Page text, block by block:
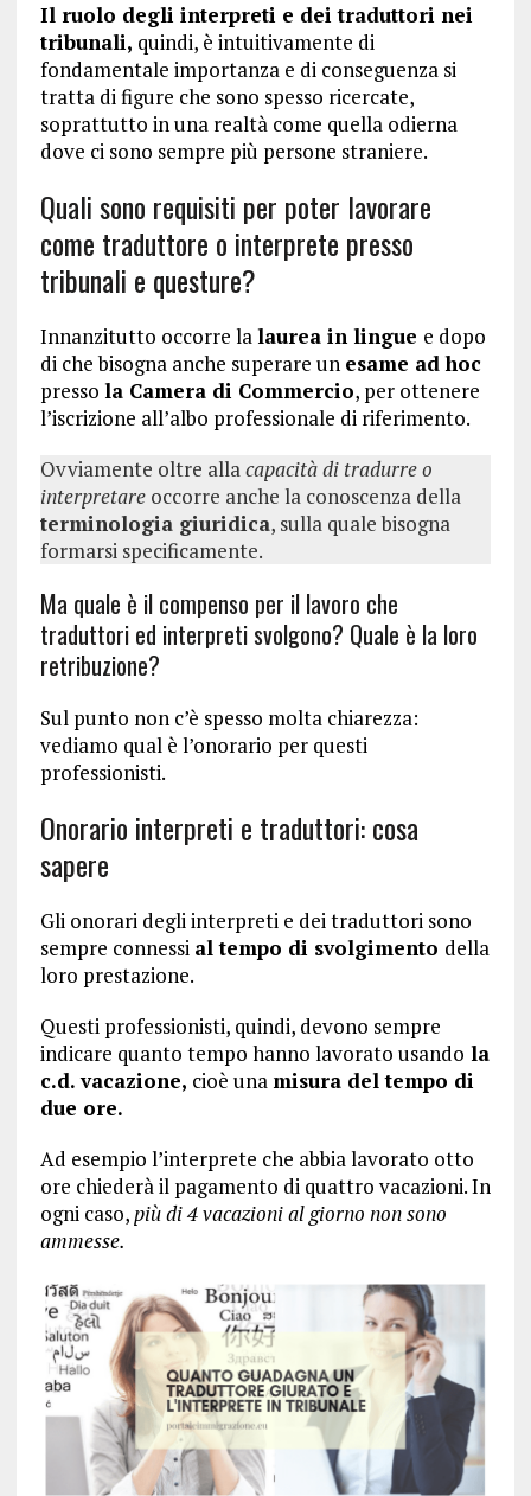
Il ruolo degli interpreti e dei traduttori nei
tribunali, quindi, è intuitivamente di
fondamentale importanza e di conseguenza si
tratta di figure che sono spesso ricercate,
soprattutto in una realtà come quella odierna
dove ci sono sempre più persone straniere.
Quali sono requisiti per poter lavorare
come traduttore o interprete presso
tribunali e questure?
Innanzitutto occorre lalaurea in lingue e dopo
di che bisogna anche superare un esame ad hoc
presso la Camera di Commercio, per ottenere
l’iscrizione all’albo professionale di riferimento.
Ovviamente oltre allacapacità di tradurre o
interpretare occorre anche la conoscenza della
terminologia giuridica, sulla quale bisogna
formarsi specificamente.
Ma quale è il compenso per il lavoro che
traduttori ed interpreti svolgono? Quale è la loro
retribuzione?
Sul punto non c’è spesso molta chiarezza:
vediamo qual è l’onorario per questi
professionisti.
Onorario interpreti e traduttori: cosa
sapere
Gli onorari degli interpreti e dei traduttori sono
sempre connessi al tempo di svolgimento della
loro prestazione.
Questi professionisti, quindi, devono sempre
indicare quanto tempo hanno lavorato usando la
c.d. vacazione, cioè una misura del tempo di
due ore.
Ad esempio l’interprete che abbia lavorato otto
ore chiederà il pagamento di quattro vacazioni. In
ogni caso,più di 4 vacazioni al giorno non sono
ammesse.